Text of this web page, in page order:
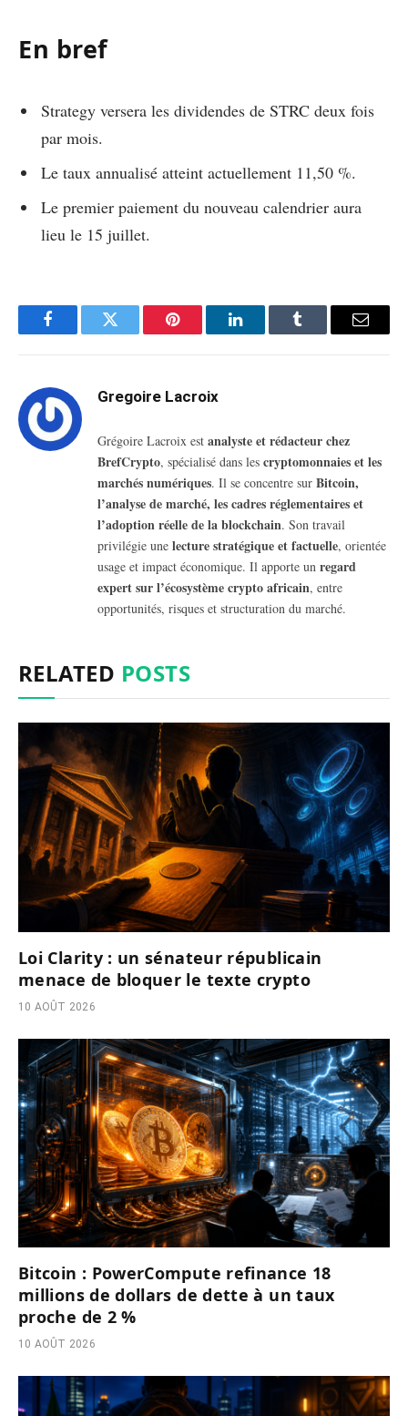
En bref
Strategy versera les dividendes de STRC deux fois
par mois.
Le taux annualisé atteint actuellement 11,50 %.
Le premier paiement du nouveau calendrier aura
lieu le 15 juillet.
FacebookTwitter Pinterest LinkedInTumblr Email
Gregoire Lacroix
Grégoire Lacroix est analyste et rédacteur chez
BrefCrypto, spécialisé dans les cryptomonnaies et les
marchés numériques. Il se concentre sur Bitcoin,
l’analyse de marché, les cadres réglementaires et
l’adoption réelle de la blockchain. Son travail
privilégie une lecture stratégique et factuelle, orientée
usage et impact économique. Il apporte un regard
expert sur l’écosystème crypto africain, entre
opportunités, risques et structuration du marché.
RELATED POSTS
Loi Clarity : un sénateur républicain
menace de bloquer le texte crypto
10 AOÛT 2026
Bitcoin : PowerCompute refinance 18
millions de dollars de dette à un taux
proche de 2 %
10 AOÛT 2026